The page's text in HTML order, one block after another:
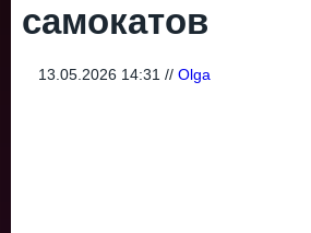
самокатов
13.05.2026 14:31 // Olga